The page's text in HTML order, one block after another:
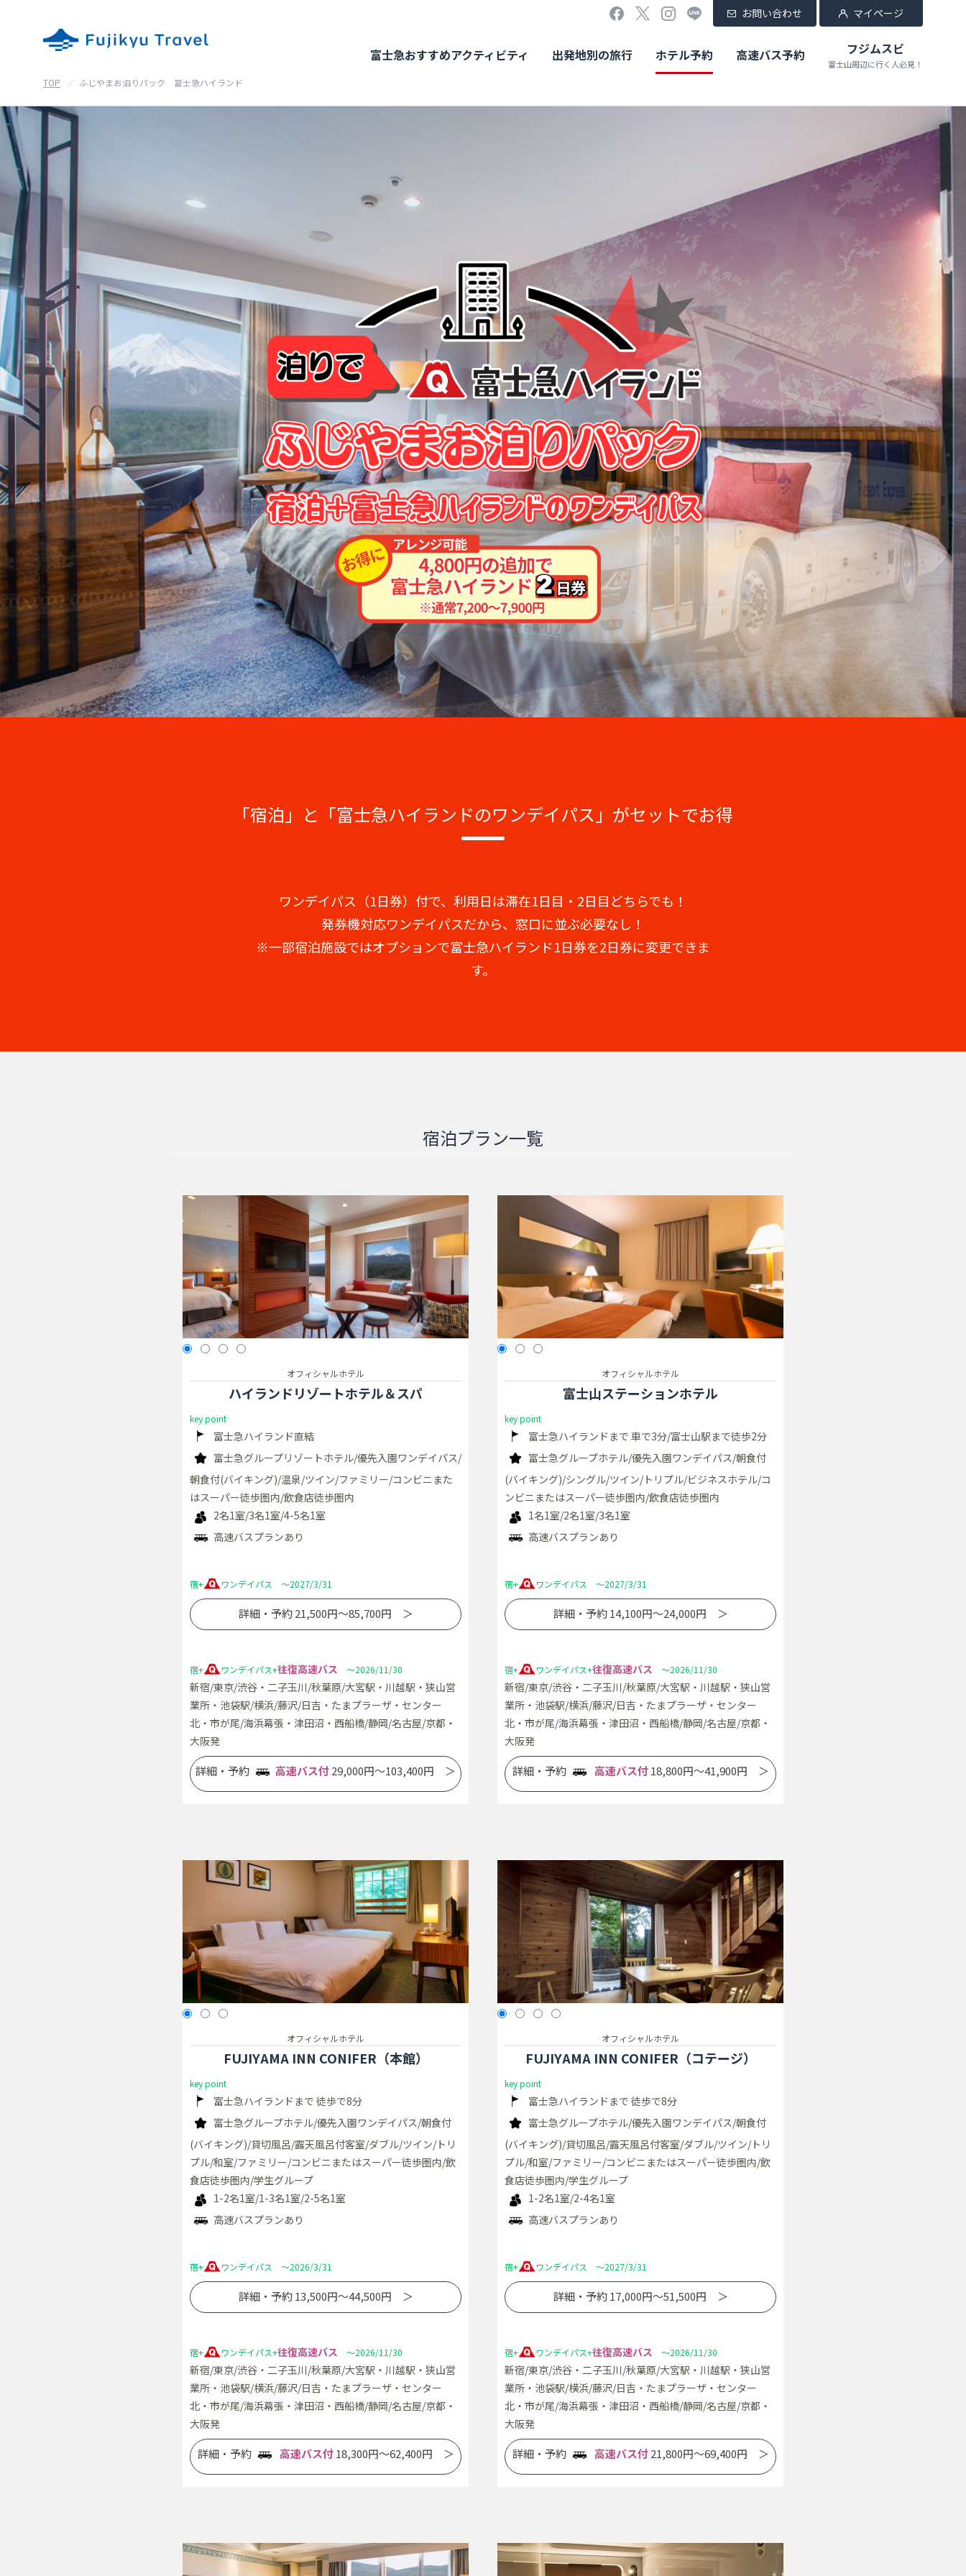
お問い合わせ マイページ
富士急おすすめアクティビティ 出発地別の旅行 ホテル予約 高速バス予約 フジムスビ
富士山周辺に行く人必見！
TOP ふじやまお泊りパック 富士急ハイランド
「宿泊」と「富士急ハイランドのワンデイパス」がセットでお得
ワンデイパス（1日券）付で、利用日は滞在1日目・2日目どちらでも！
発券機対応ワンデイパスだから、窓口に並ぶ必要なし！
※一部宿泊施設ではオプションで富士急ハイランド1日券を2日券に変更できま
す。
宿泊プラン一覧
オフィシャルホテル
ハイランドリゾートホテル＆スパ
key point
富士急ハイランド直結
富士急グループリゾートホテル/優先入園ワンデイパス/
朝食付(バイキング)/温泉/ツイン/ファミリー/コンビニまた
はスーパー徒歩圏内/飲食店徒歩圏内
2名1室/3名1室/4-5名1室
高速バスプランあり
宿+ ワンデイパス ～2027/3/31
詳細・予約 21,500円～85,700円 ＞
宿+ ワンデイパス+往復高速バス ～2026/11/30
新宿/東京/渋谷・二子玉川/秋葉原/大宮駅・川越駅・狭山営
業所・池袋駅/横浜/藤沢/日吉・たまプラーザ・センター
北・市が尾/海浜幕張・津田沼・西船橋/静岡/名古屋/京都・
大阪発
詳細・予約 高速バス付29,000円～103,400円 ＞
オフィシャルホテル
富士山ステーションホテル
key point
富士急ハイランドまで 車で3分/富士山駅まで徒歩2分
富士急グループホテル/優先入園ワンデイパス/朝食付
(バイキング)/シングル/ツイン/トリプル/ビジネスホテル/コ
ンビニまたはスーパー徒歩圏内/飲食店徒歩圏内
1名1室/2名1室/3名1室
高速バスプランあり
宿+ ワンデイパス ～2027/3/31
詳細・予約 14,100円～24,000円 ＞
宿+ ワンデイパス+往復高速バス ～2026/11/30
新宿/東京/渋谷・二子玉川/秋葉原/大宮駅・川越駅・狭山営
業所・池袋駅/横浜/藤沢/日吉・たまプラーザ・センター
北・市が尾/海浜幕張・津田沼・西船橋/静岡/名古屋/京都・
大阪発
詳細・予約 高速バス付18,800円～41,900円 ＞
オフィシャルホテル
FUJIYAMA INN CONIFER（本館）
key point
富士急ハイランドまで 徒歩で8分
富士急グループホテル/優先入園ワンデイパス/朝食付
(バイキング)/貸切風呂/露天風呂付客室/ダブル/ツイン/トリ
プル/和室/ファミリー/コンビニまたはスーパー徒歩圏内/飲
食店徒歩圏内/学生グループ
1-2名1室/1-3名1室/2-5名1室
高速バスプランあり
宿+ ワンデイパス ～2026/3/31
詳細・予約 13,500円～44,500円 ＞
宿+ ワンデイパス+往復高速バス ～2026/11/30
新宿/東京/渋谷・二子玉川/秋葉原/大宮駅・川越駅・狭山営
業所・池袋駅/横浜/藤沢/日吉・たまプラーザ・センター
北・市が尾/海浜幕張・津田沼・西船橋/静岡/名古屋/京都・
大阪発
詳細・予約 高速バス付18,300円～62,400円 ＞
オフィシャルホテル
FUJIYAMA INN CONIFER（コテージ）
key point
富士急ハイランドまで 徒歩で8分
富士急グループホテル/優先入園ワンデイパス/朝食付
(バイキング)/貸切風呂/露天風呂付客室/ダブル/ツイン/トリ
プル/和室/ファミリー/コンビニまたはスーパー徒歩圏内/飲
食店徒歩圏内/学生グループ
1-2名1室/2-4名1室
高速バスプランあり
宿+ ワンデイパス ～2027/3/31
詳細・予約 17,000円～51,500円 ＞
宿+ ワンデイパス+往復高速バス ～2026/11/30
新宿/東京/渋谷・二子玉川/秋葉原/大宮駅・川越駅・狭山営
業所・池袋駅/横浜/藤沢/日吉・たまプラーザ・センター
北・市が尾/海浜幕張・津田沼・西船橋/静岡/名古屋/京都・
大阪発
詳細・予約 高速バス付21,800円～69,400円 ＞